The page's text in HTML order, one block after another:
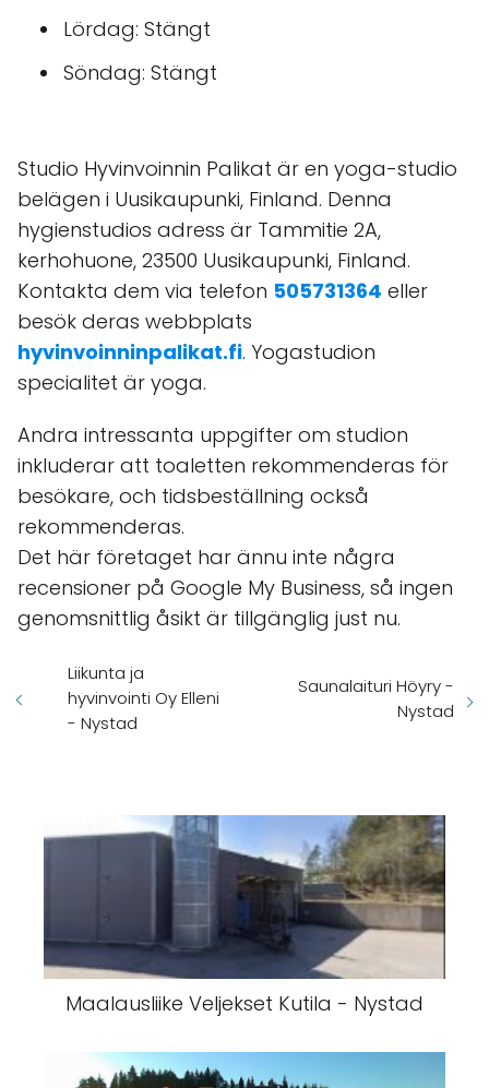
Lördag: Stängt
Söndag: Stängt
Studio Hyvinvoinnin Palikat är en yoga-studio
belägen i Uusikaupunki, Finland. Denna
hygienstudios adress är Tammitie 2A,
kerhohuone, 23500 Uusikaupunki, Finland.
Kontakta dem via telefon 505731364 eller
besök deras webbplats
hyvinvoinninpalikat.fi. Yogastudion
specialitet är yoga.
Andra intressanta uppgifter om studion
inkluderar att toaletten rekommenderas för
besökare, och tidsbeställning också
rekommenderas.
Det här företaget har ännu inte några
recensioner på Google My Business, så ingen
genomsnittlig åsikt är tillgänglig just nu.
Liikunta ja
hyvinvointi Oy Elleni
- Nystad
Saunalaituri Höyry -
Nystad
Maalausliike Veljekset Kutila - Nystad